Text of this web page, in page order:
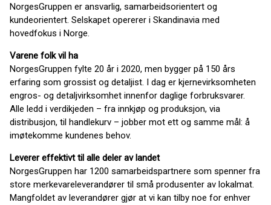
NorgesGruppen er ansvarlig, samarbeidsorientert og
kundeorientert. Selskapet opererer i Skandinavia med
hovedfokus i Norge.
Varene folk vil ha
NorgesGruppen fylte 20 år i 2020, men bygger på 150 års
erfaring som grossist og detaljist. I dag er kjernevirksomheten
engros- og detaljvirksomhet innenfor daglige forbruksvarer.
Alle ledd i verdikjeden – fra innkjøp og produksjon, via
distribusjon, til handlekurv – jobber mot ett og samme mål: å
imøtekomme kundenes behov.
Leverer effektivt til alle deler av landet
NorgesGruppen har 1200 samarbeidspartnere som spenner fra
store merkevareleverandører til små produsenter av lokalmat.
Mangfoldet av leverandører gjør at vi kan tilby noe for enhver